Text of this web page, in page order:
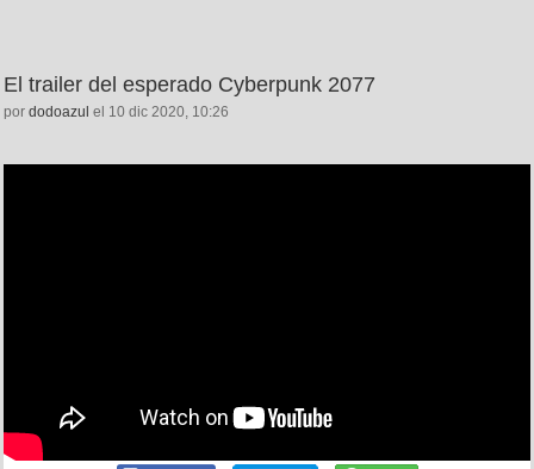
El trailer del esperado Cyberpunk 2077
por dodoazul el 10 dic 2020, 10:26